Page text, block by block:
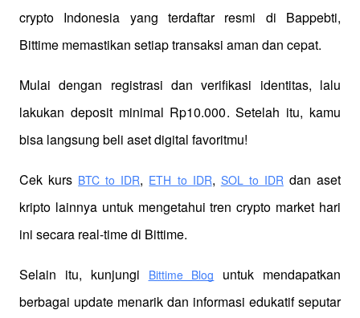
crypto Indonesia yang terdaftar resmi di Bappebti,
Bittime memastikan setiap transaksi aman dan cepat.
Mulai dengan registrasi dan verifikasi identitas, lalu
lakukan deposit minimal Rp10.000. Setelah itu, kamu
bisa langsung beli aset digital favoritmu!
Cek kurs BTC to IDR, ETH to IDR, SOL to IDR dan aset
kripto lainnya untuk mengetahui tren crypto market hari
ini secara real-time di Bittime.
Selain itu, kunjungi Bittime Blog
untuk mendapatkan
berbagai update menarik dan informasi edukatif seputar